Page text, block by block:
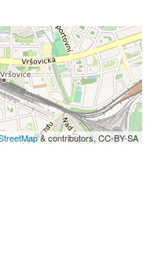
& contributors, CC-BY-SA